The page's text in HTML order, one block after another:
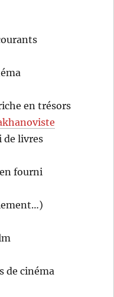
en trésors
de livres
fourni
de cinéma